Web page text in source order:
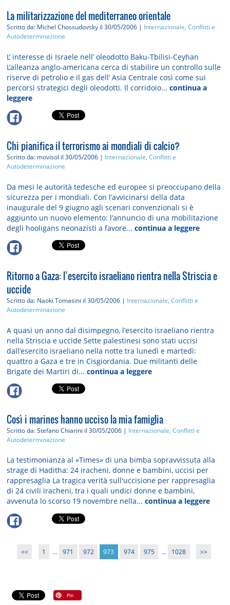
La militarizzazione del mediterraneo orientale
Scritto da: Michel Chossudovsky il 30/05/2006 | Internazionale, Conflitti e
Autodeterminazione
L’ interesse di Israele nell’ oleodotto Baku-Tbilisi-Ceyhan
L’alleanza anglo-americana cerca di stabilire un controllo sulle
riserve di petrolio e il gas dell’ Asia Centrale così come sui
percorsi strategici degli oleodotti. Il corridoio...continua a
leggere
Chi pianifica il terrorismo ai mondiali di calcio?
Scritto da: movisol il 30/05/2006 | Internazionale, Conflitti e
Autodeterminazione
Da mesi le autorità tedesche ed europee si preoccupano della
sicurezza per i mondiali. Con l’avvicinarsi della data
inaugurale del 9 giugno agli scenari convenzionali si è
aggiunto un nuovo elemento: l’annuncio di una mobilitazione
degli hooligans neonazisti a favore...continua a leggere
Ritorno a Gaza: l’esercito israeliano rientra nella Striscia e
uccide
Scritto da: Naoki Tomasini il 30/05/2006 | Internazionale, Conflitti e
Autodeterminazione
A quasi un anno dal disimpegno, l’esercito israeliano rientra
nella Striscia e uccide Sette palestinesi sono stati uccisi
dall’esercito israeliano nella notte tra lunedì e martedì:
quattro a Gaza e tre in Cisgiordania. Due militanti delle
Brigate dei Martiri di...continua a leggere
Così i marines hanno ucciso la mia famiglia
Scritto da: Stefano Chiarini il 30/05/2006 | Internazionale, Conflitti e
Autodeterminazione
La testimonianza al «Times» di una bimba sopravvissuta alla
strage di Haditha: 24 iracheni, donne e bambini, uccisi per
rappresaglia La tragica verità sull'uccisione per rappresaglia
di 24 civili iracheni, tra i quali undici donne e bambini,
avvenuta lo scorso 19 novembre nella...continua a leggere
<< 1 ... 971 972 973 974 975 ... 1028 >>